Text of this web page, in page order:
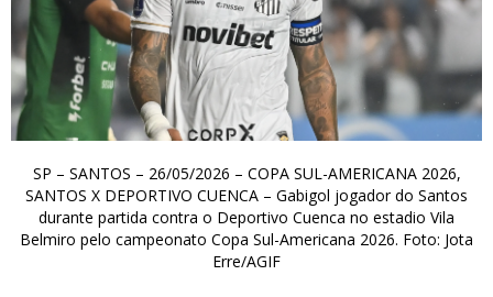
SP – SANTOS – 26/05/2026 – COPA SUL-AMERICANA 2026,
SANTOS X DEPORTIVO CUENCA – Gabigol jogador do Santos
durante partida contra o Deportivo Cuenca no estadio Vila
Belmiro pelo campeonato Copa Sul-Americana 2026. Foto: Jota
Erre/AGIF